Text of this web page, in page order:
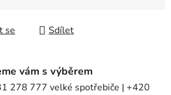
se Sdílet
vám s výběrem
278 777 velké spotřebiče | +420